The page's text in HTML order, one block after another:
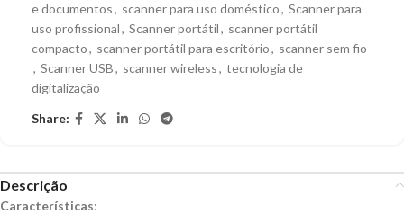
e documentos, scanner para uso doméstico, Scanner para
uso profissional, Scanner portátil, scanner portátil
compacto, scanner portátil para escritório, scanner sem fio
, Scanner USB, scanner wireless, tecnologia de
digitalização
Share:
Descrição
Características: